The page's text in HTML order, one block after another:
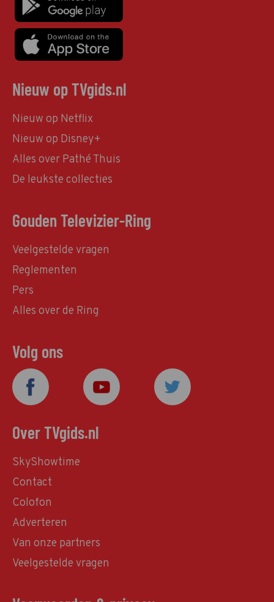
Nieuw op TVgids.nl
Nieuw op Netflix
Nieuw op Disney+
Alles over Pathé Thuis
De leukste collecties
Gouden Televizier-Ring
Veelgestelde vragen
Reglementen
Pers
Alles over de Ring
Volg ons
Over TVgids.nl
SkyShowtime
Contact
Colofon
Adverteren
Van onze partners
Veelgestelde vragen